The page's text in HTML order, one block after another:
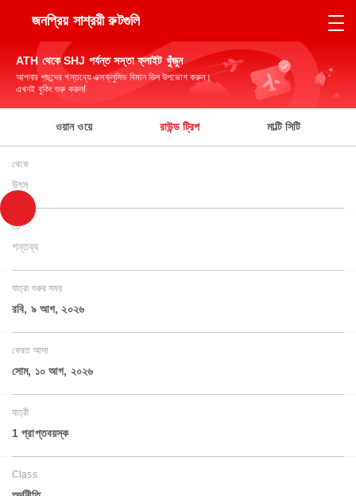
জনপ্রিয় সাশ্রয়ী রুটগুলি
ATH থেকে SHJ পর্যন্ত সস্তা ফ্লাইট খুঁজুন
আপনার পছন্দের গন্তব্যে এক্সক্লুসিভ বিমান ডিল উপভোগ করুন।
এখনই বুকিং শুরু করুন!
ওয়ান ওয়ে রাউন্ড ট্রিপ মাল্টি সিটি
থেকে
উৎস
তে
গন্তব্য
যাত্রা শুরুর সময়
রবি, ৯ আগ, ২০২৬
ফেরত আসা
সোম, ১০ আগ, ২০২৬
যাত্রী
1 প্রাপ্তবয়স্ক
Class